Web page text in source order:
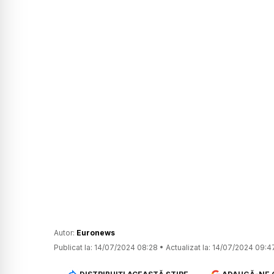
Autor: Euronews
Publicat la: 14/07/2024 08:28 • Actualizat la: 14/07/2024